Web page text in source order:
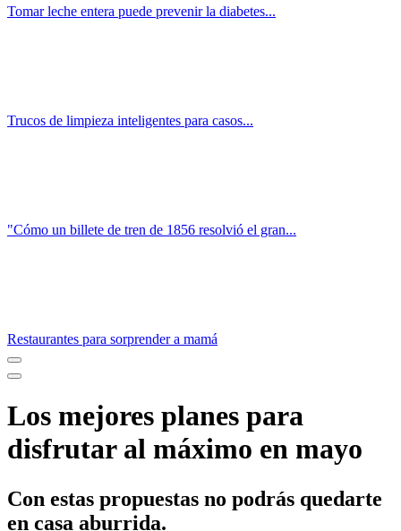
Tomar leche entera puede prevenir la diabetes...
Trucos de limpieza inteligentes para casos...
"Cómo un billete de tren de 1856 resolvió el gran...
Restaurantes para sorprender a mamá
Los mejores planes para
disfrutar al máximo en mayo
Con estas propuestas no podrás quedarte
en casa aburrida.